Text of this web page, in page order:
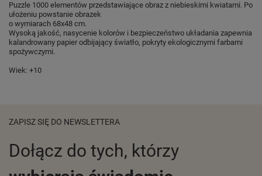
Puzzle 1000 elementów przedstawiające obraz z niebieskimi kwiatami. Po
ułożeniu powstanie obrazek
o wymiarach 68x48 cm.
Wysoką jakość, nasycenie kolorów i bezpieczeństwo układania zapewnia
kalandrowany papier odbijający światło, pokryty ekologicznymi farbami
spożywczymi.
Wiek: +10
ZAPISZ SIĘ DO NEWSLETTERA
Dołącz do tych, którzy